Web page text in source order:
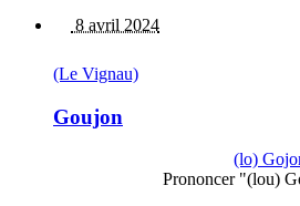
8 avril 2024
(Le Vignau)
Goujon
(lo)
Prononcer "(lou)